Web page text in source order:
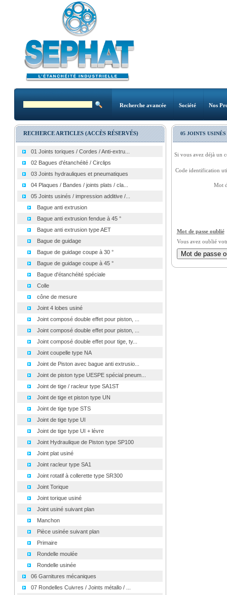
Recherche avancée Société Nos
RECHERCE ARTICLES (ACCÈS RÉSERVÉS)
01 Joints toriques / Cordes / Anti-extru...
02 Bagues d'étanchéité / Circlips
03 Joints hydrauliques et pneumatiques
04 Plaques / Bandes / joints plats / cla...
05 Joints usinés / impression additive /...
Bague anti extrusion
Bague anti extrusion fendue à 45 °
Bague anti extrusion type AET
Bague de guidage
Bague de guidage coupe à 30 °
Bague de guidage coupe à 45 °
Bague d'étanchéité spéciale
Colle
cône de mesure
Joint 4 lobes usiné
Joint composé double effet pour piston, ...
Joint composé double effet pour piston, ...
Joint composé double effet pour tige, ty...
Joint coupelle type NA
Joint de Piston avec bague anti extrusio...
Joint de piston type UESPE spécial pneum...
Joint de tige / racleur type SA1ST
Joint de tige et piston type UN
Joint de tige type STS
Joint de tige type UI
Joint de tige type UI + lévre
Joint Hydraulique de Piston type SP100
Joint plat usiné
Joint racleur type SA1
Joint rotatif à collerette type SR300
Joint Torique
Joint torique usiné
Joint usiné suivant plan
Manchon
Pièce usinée suivant plan
Primaire
Rondelle moulée
Rondelle usinée
06 Garnitures mécaniques
07 Rondelles Cuivres / Joints métallo / ...
05 JOINTS
Si vous avez déjà un
Code identification
Mot
Mot de passe oublié
Vous avez oublié